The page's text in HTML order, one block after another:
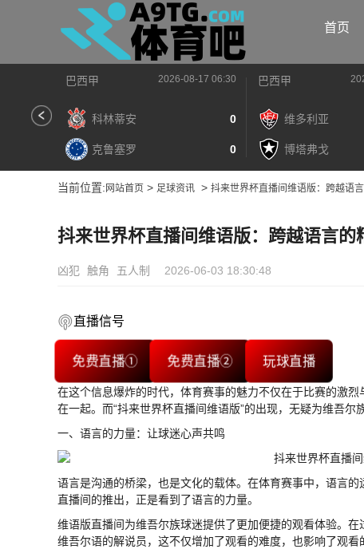
首页
巴西甲 2026-08-17 06:30
科林蒂安 0
克鲁塞罗 0
巴西甲
维多利亚
博塔弗戈
当前位置: 网站首页 > 足球资讯 > 抖来世界杯直播间维语版：跨越语
抖来世界杯直播间维语版：跨越语言的
凶犯 触角 五人制 2026-06-03 18:30:48
直播信号
免费直播① 免费直播② 玩球直播
在这个信息爆炸的时代，体育赛事的魅力不仅在于比赛的激
在一起。而“抖来世界杯直播间维语版”的出现，无疑为维吾尔
一、语言的力量：让球迷心声共鸣
语言是沟通的桥梁，也是文化的载体。在体育赛事中，语言
直播间的推出，正是看到了语言的力量。
维语版直播间为维吾尔族球迷提供了更加便捷的观看体验。
维吾尔语的解说员，这不仅增加了观看的难度，也影响了观